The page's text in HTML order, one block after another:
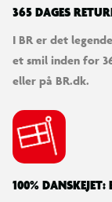
365 DAGES
I BR er det
et smil inden for
eller på BR.dk.
100% DANSKEJET: